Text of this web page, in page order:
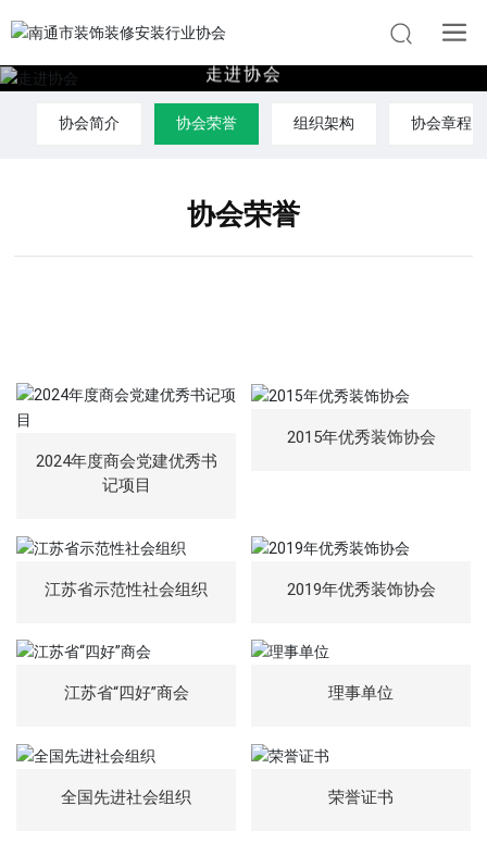
走进协会
协会简介 协会荣誉 组织架构 协会章程
协会荣誉
2024年度商会党建优秀书
记项目
2015年优秀装饰协会
江苏省示范性社会组织 2019年优秀装饰协会
江苏省“四好”商会 理事单位
全国先进社会组织 荣誉证书